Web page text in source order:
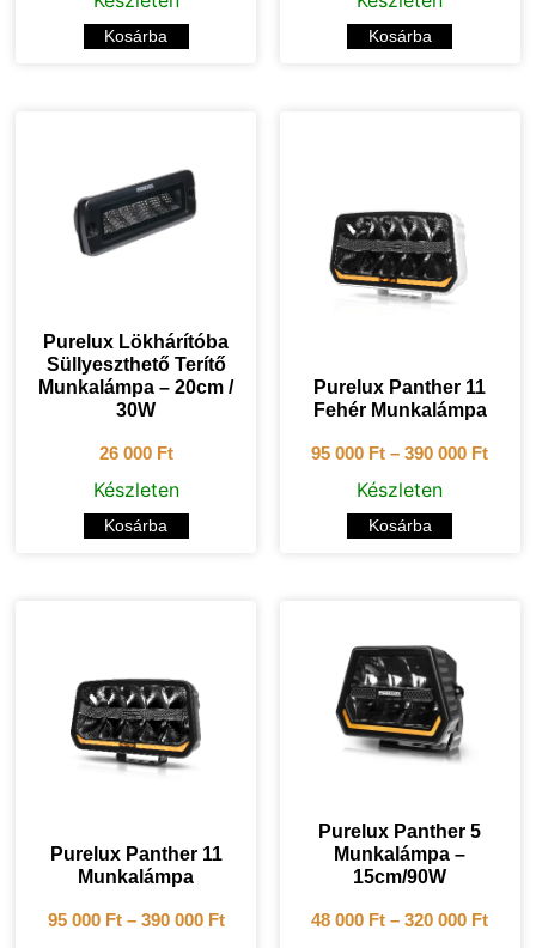
Kosárba Kosárba
Purelux Lökhárítóba
Süllyeszthető Terítő
Munkalámpa – 20cm /
30W
26 000 Ft
Készleten
Kosárba
Purelux Panther 11
Fehér Munkalámpa
95 000 Ft –390 000 Ft
Készleten
Kosárba
Purelux Panther 11
Munkalámpa
95 000 Ft– 390 000 Ft
Purelux Panther 5
Munkalámpa –
15cm/90W
48 000 Ft –320 000 Ft